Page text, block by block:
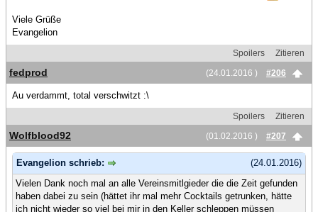
Viele Grüße
Evangelion
Spoilers
Zitieren
(24.01.2016 )
#206
fedprod
Au verdammt, total verschwitzt :\
Spoilers
Zitieren
(01.02.2016 )
#207
Wolfblood92
(24.01.2016)
Evangelion schrieb:
Vielen Dank noch mal an alle Vereinsmitlgieder die die Zeit gefunden
haben dabei zu sein (hättet ihr mal mehr Cocktails getrunken, hätte
ich nicht wieder so viel bei mir in den Keller schleppen müssen